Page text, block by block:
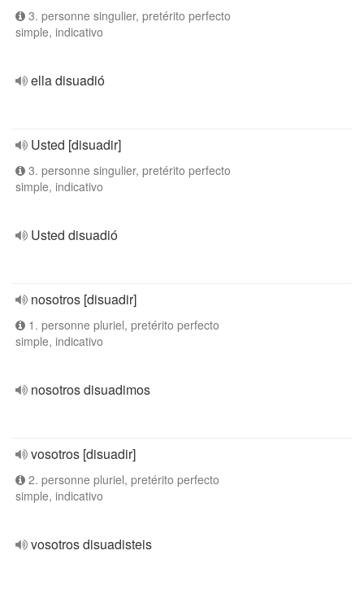
3. personne singulier, pretérito perfecto
simple, indicativo
ella disuadió
Usted [disuadir]
3. personne singulier, pretérito perfecto
simple, indicativo
Usted disuadió
nosotros [disuadir]
1. personne pluriel, pretérito perfecto
simple, indicativo
nosotros disuadimos
vosotros [disuadir]
2. personne pluriel, pretérito perfecto
simple, indicativo
vosotros disuadisteis